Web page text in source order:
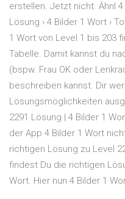
erstellen. Jetzt nicht. Ähnl
Lösung › 4 Bilder 1 Wort ›
1 Wort von Level 1 bis 203
Tabelle. Damit kannst du
(bspw. Frau OK oder
beschreiben kannst. Dir
Lösungsmöglichkeiten
2291 Lösung | 4 Bilder 1
der App 4 Bilder 1 Wort
richtigen Lösung zu Level
findest Du die richtigen
Wort. Hier nun 4 Bilder 1